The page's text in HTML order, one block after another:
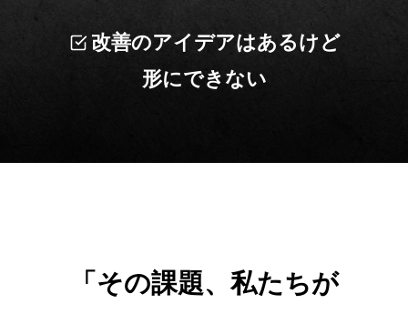
改善のアイデアはあるけど
形にできない
「その課題、私たちが